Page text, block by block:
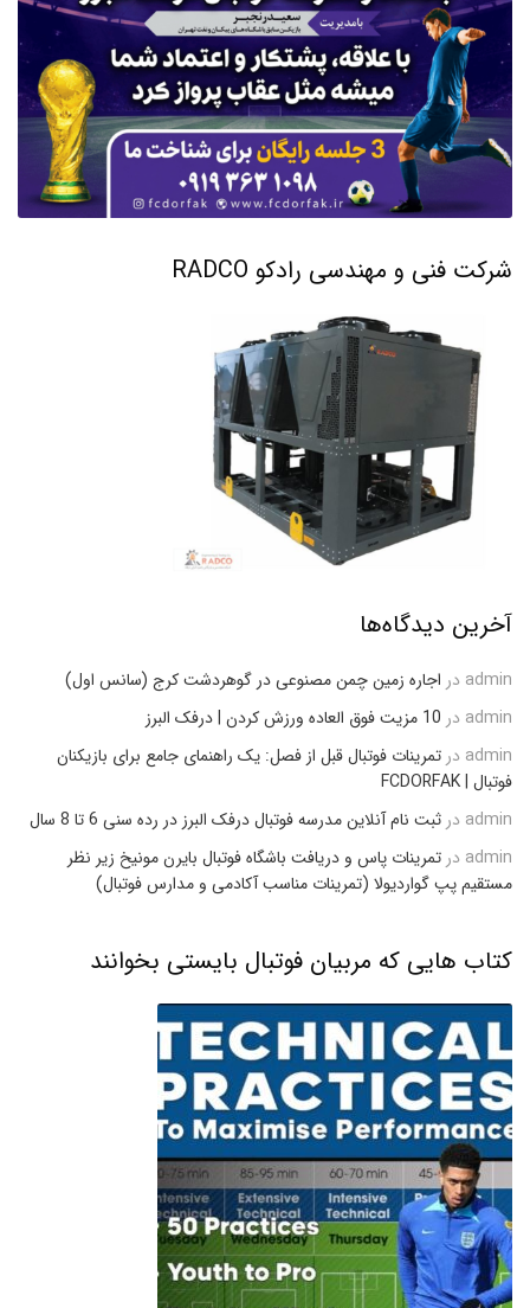
شرکت فنی و مهندسی رادکو RADCO
آخرین دیدگاه‌ها
admin در اجاره زمین چمن مصنوعی در گوهردشت کرج (سانس اول)
admin در 10 مزیت فوق العاده ورزش کردن | درفک البرز
admin در تمرینات فوتبال قبل از فصل: یک راهنمای جامع برای بازیکنان
فوتبال | FCDORFAK
admin در ثبت نام آنلاین مدرسه فوتبال درفک البرز در رده سنی 6 تا 8 سال
admin در تمرینات پاس و دریافت باشگاه فوتبال بایرن مونیخ زیر نظر
مستقیم پپ گواردیولا (تمرینات مناسب آکادمی و مدارس فوتبال)
کتاب هایی که مربیان فوتبال بایستی بخوانند